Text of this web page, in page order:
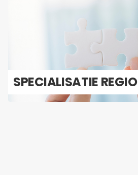
SPE­CI­A­LI­SA­TIE REGIO